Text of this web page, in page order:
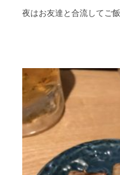
夜はお友達と合流してご